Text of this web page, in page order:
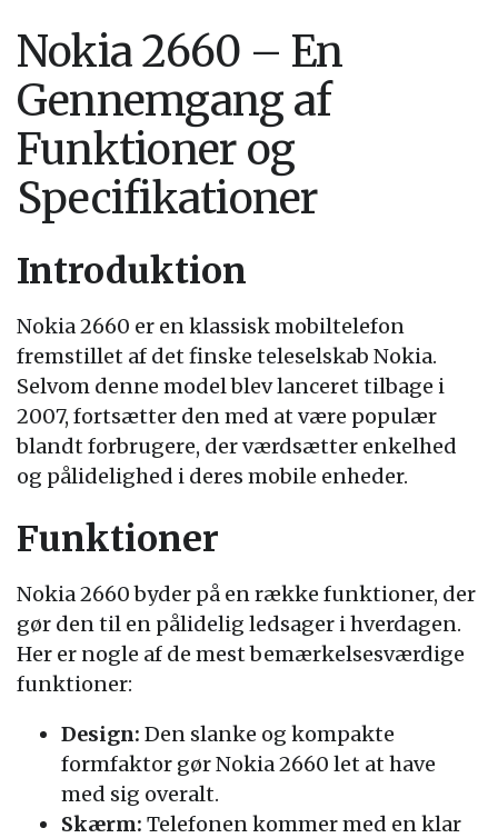
Nokia 2660 – En
Gennemgang af
Funktioner og
Specifikationer
Introduktion
Nokia 2660 er en klassisk mobiltelefon
fremstillet af det finske teleselskab Nokia.
Selvom denne model blev lanceret tilbage i
2007, fortsætter den med at være populær
blandt forbrugere, der værdsætter enkelhed
og pålidelighed i deres mobile enheder.
Funktioner
Nokia 2660 byder på en række funktioner, der
gør den til en pålidelig ledsager i hverdagen.
Her er nogle af de mest bemærkelsesværdige
funktioner:
Design: Den slanke og kompakte
formfaktor gør Nokia 2660 let at have
med sig overalt.
Skærm: Telefonen kommer med en klar